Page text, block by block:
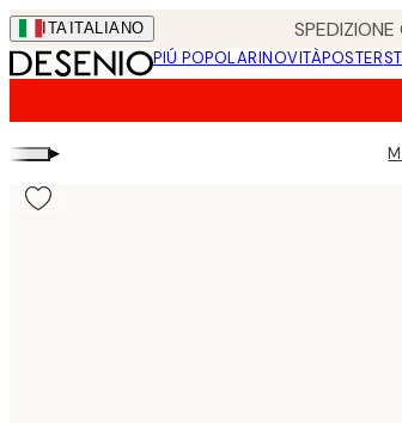
Skip
to
main
ITA ITALIANO
PIÚ POPOLARINOVITÀPOSTER
▸